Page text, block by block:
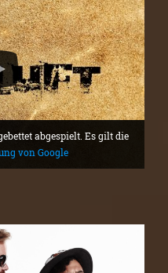
abgespielt. Es gilt die
von Google